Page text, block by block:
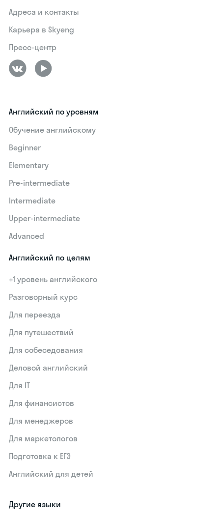
Адреса и контакты
Карьера в Skyeng
Пресс-центр
Английский по уровням
Обучение английскому
Beginner
Elementary
Pre-intermediate
Intermediate
Upper-intermediate
Advanced
Английский по целям
+1 уровень английского
Разговорный курс
Для переезда
Для путешествий
Для собеседования
Деловой английский
Для IT
Для финансистов
Для менеджеров
Для маркетологов
Подготовка к ЕГЭ
Английский для детей
Другие языки